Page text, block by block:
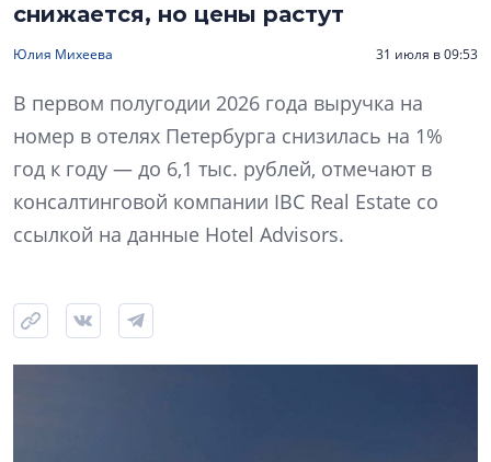
снижается, но цены растут
Юлия Михеева 31 июля в 09:53
В первом полугодии 2026 года выручка на
номер в отелях Петербурга снизилась на 1%
год к году — до 6,1 тыс. рублей, отмечают в
консалтинговой компании IBC Real Estate со
ссылкой на данные Hotel Advisors.